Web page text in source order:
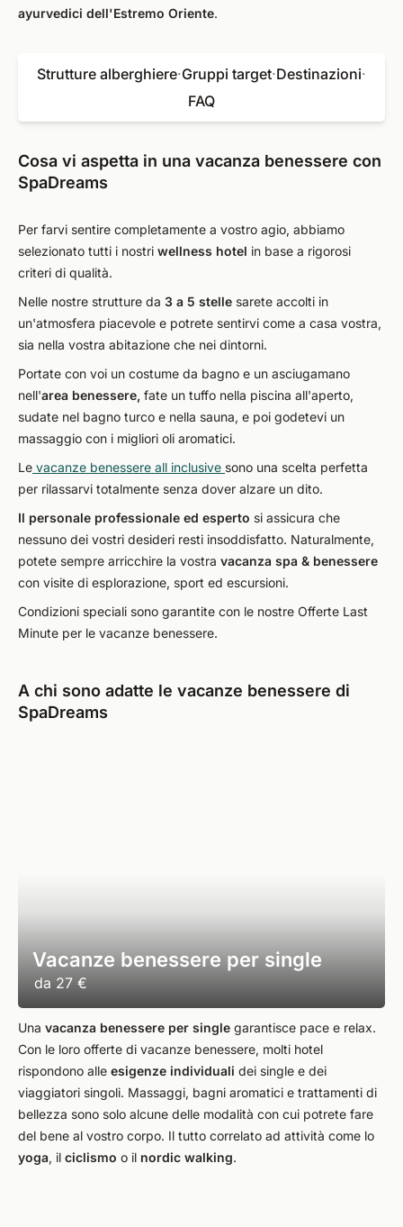
ayurvedici dell'Estremo Oriente.
Strutture alberghiere·Gruppi target·Destinazioni·
FAQ
Cosa vi aspetta in una vacanza benessere con
SpaDreams
Per farvi sentire completamente a vostro agio, abbiamo
selezionato tutti i nostri wellness hotel in base a rigorosi
criteri di qualità.
Nelle nostre strutture da 3 a 5 stelle sarete accolti in
un'atmosfera piacevole e potrete sentirvi come a casa vostra,
sia nella vostra abitazione che nei dintorni.
Portate con voi un costume da bagno e un asciugamano
nell'area benessere, fate un tuffo nella piscina all'aperto,
sudate nel bagno turco e nella sauna, e poi godetevi un
massaggio con i migliori oli aromatici.
Le vacanze benessere all inclusive sono una scelta perfetta
per rilassarvi totalmente senza dover alzare un dito.
Il personale professionale ed esperto si assicura che
nessuno dei vostri desideri resti insoddisfatto. Naturalmente,
potete sempre arricchire la vostra vacanza spa & benessere
con visite di esplorazione, sport ed escursioni.
Condizioni speciali sono garantite con le nostre Offerte Last
Minute per le vacanze benessere.
A chi sono adatte le vacanze benessere di
SpaDreams
Vacanze benessere per single
da 27 €
Una vacanza benessere per single garantisce pace e relax.
Con le loro offerte di vacanze benessere, molti hotel
rispondono alle esigenze individuali dei single e dei
viaggiatori singoli. Massaggi, bagni aromatici e trattamenti di
bellezza sono solo alcune delle modalità con cui potrete fare
del bene al vostro corpo. Il tutto correlato ad attività come lo
yoga, il ciclismo o il nordic walking.